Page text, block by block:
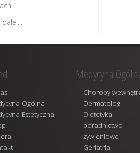
dalej...
Ogólna
Estetyczna
Medycyna
Choroby
Dermatolog
Dietetyka i
poradnictwo
żywieniowe
Geriatria